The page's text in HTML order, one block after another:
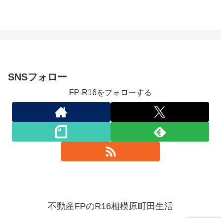
SNSフォロー
FP-R16をフォローする
不動産FPのR16相模原町田生活